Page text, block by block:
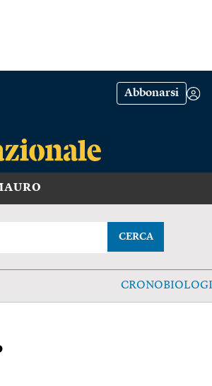
Abbonarsi
CERCA